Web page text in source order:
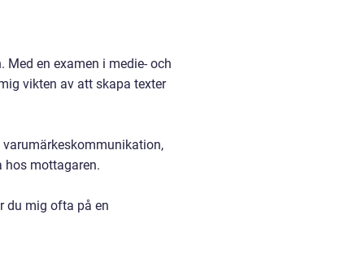
en examen i medie- och
vikten av att skapa texter
hos mottagaren.
du mig ofta på en